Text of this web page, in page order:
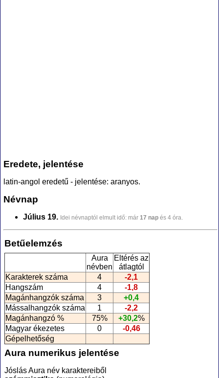
Eredete, jelentése
latin-angol eredetű - jelentése: aranyos.
Névnap
Július 19. Idei névnaptól elmult idő: már 17 nap és 4 óra.
Betűelemzés
Aura
névben
Eltérés az
átlagtól
Karakterek száma
4
-2,1
Hangszám
4
-1,8
Magánhangzók száma
3
+0,4
Mássalhangzók száma
1
-2,2
Magánhangzó %
75% +30,2%
Magyar ékezetes
0
-0,46
Gépelhetőség
Aura numerikus jelentése
Jóslás Aura név karaktereiből